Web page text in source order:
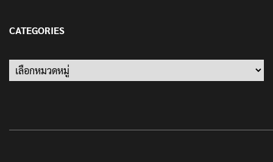
CATEGORIES
Categories